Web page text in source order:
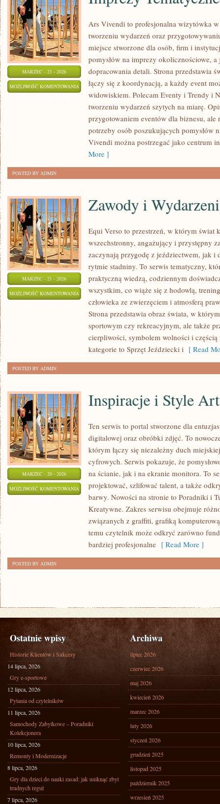
MARZEC - 21 - 2026
MOŻLIWOŚĆ KOMENTOWANIA IMPREZY
TEMATYCZNE
Ars Vivendi to profesjonalna wizytówka
tworzeniu wydarzeń oraz
miejsce stworzone dla osób, firm i
pomysłów na imprezy okolicznościowe, a
dopracowania detali. Strona przedstawia
łączy się z koordynacją, a każdy event
widowiskiem. Polecam Eventy i Trendy i
tworzeniu wydarzeń szytych na miarę.
przygotowaniem eventów dla biznesu,
potrzeby osób poszukujących pomysłów
Vivendi można postrzegać jako centrum
More ]
POSTED BY ADMIN
MARZEC - 21 - 2026
MOŻLIWOŚĆ KOMENTOWANIA ZAWODY
WYDARZENIA
Zawody i
Equi Verso to przestrzeń, w którym świat
wszechstronny, angażujący i przystępny
zaczynają przygodę z jeździectwem, jak
rytmie stadniny. To serwis tematyczny,
praktyczną wiedzą, codziennym
wszystkim, co wiąże się z hodowlą,
człowieka ze zwierzęciem i atmosferą
Strona przedstawia obraz świata, w
sportowym czy rekreacyjnym, ale także
cierpliwości, symbolem wolności i
kategorie to Sprzęt Jeździecki i [ Read
POSTED BY ADMIN
MARZEC - 20 - 2026
MOŻLIWOŚĆ KOMENTOWANIA INSPIRACJE
STYLE
ARTYSTYCZNE
Inspiracje i Style
Ten serwis to portal stworzone dla
digitalowej oraz obróbki zdjęć. To
którym łączy się niezależny duch
cyfrowych. Serwis pokazuje, że
na ścianie, jak i na ekranie monitora. To
projektować, szlifować talent, a także
barwy. Nowości na stronie to Poradniki i
Kreatywne. Zakres serwisu obejmuje
związanych z graffiti, grafiką
temu czytelnik może odkryć zarówno
bardziej profesjonalne [ Read More ]
POSTED BY ADMIN
Ostatnie wpisy
Historie Klientów i Sukcesy
14 lipca, 2026
Gry e-sportowe
12 lipca, 2026
Pytania od czytelników
11 lipca, 2026
Samochody Zabytkowe – Poradniki
Kolekcjonera
10 lipca, 2026
Remonty i Modernizacje
8 lipca, 2026
Gry dla dzieci do nauki zasad: jak uniknąć zbyt
trudnych reguł
7 lipca, 2026
Archiwa
lipiec 2026
czerwiec 2026
maj 2026
kwiecień 2026
marzec 2026
luty 2026
styczeń 2026
grudzień 2025
listopad 2025
październik 2025
wrzesień 2025